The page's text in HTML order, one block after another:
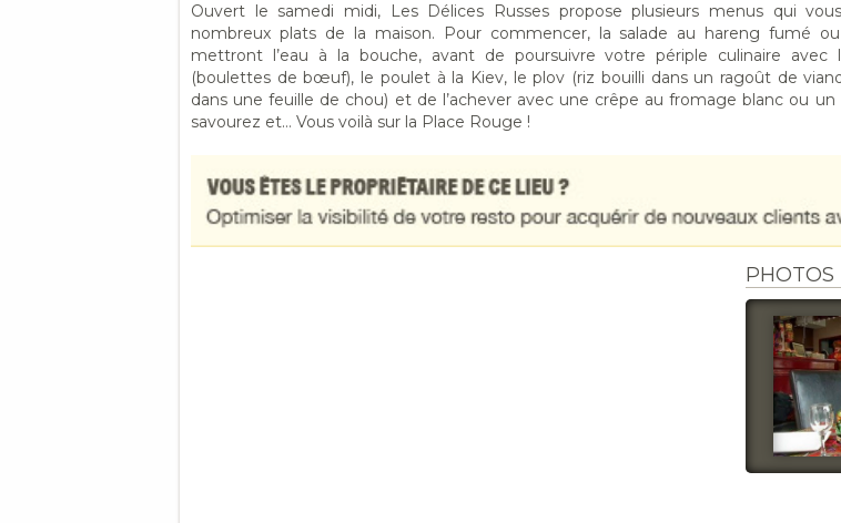
Ouvert le samedi midi, Les Délices Russes propose plusieurs menus qui
nombreux plats de la maison. Pour commencer, la salade au hareng fumé ou
mettront l’eau à la bouche, avant de poursuivre votre périple culinaire avec
(boulettes de bœuf), le poulet à la Kiev, le plov (riz bouilli dans un ragoût de
dans une feuille de chou) et de l’achever avec une crêpe au fromage blanc ou un
savourez et… Vous voilà sur la Place Rouge !
PHOTOS